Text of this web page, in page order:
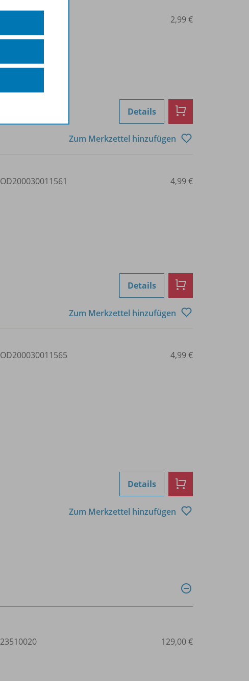
2,99 €
Details
Zum Merkzettel hinzufügen
OD200030011561 4,99 €
Details
Zum Merkzettel hinzufügen
OD200030011565 4,99 €
Details
Zum Merkzettel hinzufügen
23510020 129,00 €